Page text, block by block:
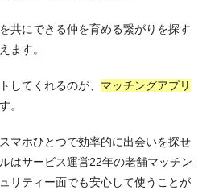
共にできる仲を育める繋がりを探す
ます。
してくれるのが、 マッチングアプリ
。
マホひとつで効率的に出会いを探せ
はサービス運営22年の老舗マッチン
リティー面でも安心して使うことが